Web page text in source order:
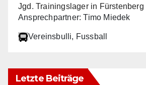
Jgd. Trainingslager in Fürstenberg
Ansprechpartner: Timo Miedek
Vereinsbulli, Fussball
Letzte Beiträge